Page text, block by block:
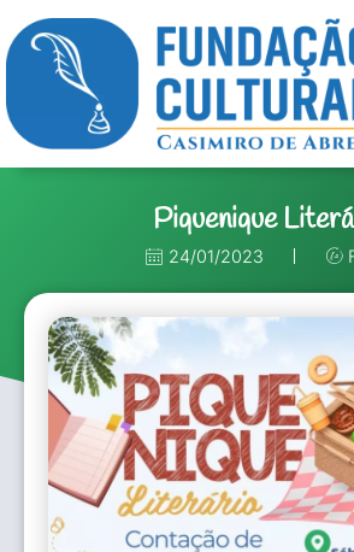
Piquenique
24/01/2023